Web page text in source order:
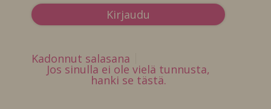
Kadonnut salasana
Jos sinulla ei ole vielä tunnusta,
hanki se tästä.